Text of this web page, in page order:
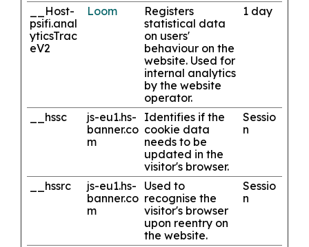
__Host-
psifi.anal
yticsTrac
eV2
Loom
Registers
statistical data
on users'
behaviour on the
website. Used for
internal analytics
by the website
operator.
1 day
__hssc
js-eu1.hs-
banner.co
m
Identifies if the
cookie data
needs to be
updated in the
visitor's browser.
Sessio
n
__hssrc
js-eu1.hs-
banner.co
m
Used to
recognise the
visitor's browser
upon reentry on
the website.
Sessio
n